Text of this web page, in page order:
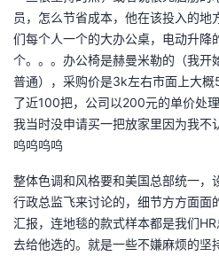
员，怎么节省成本，他在该投入的地
们每个人一个的大办公桌，电动升降
个。。。办公椅是赫曼米勒的（我开
普通），采购价是3k左右市面上大
了近100把，公司以200元的单价处
我当时没申请买一把放家里因为我不
呜呜呜呜
整体色调和风格要和美国总部统一，
行政总监飞来讨论的，细节方方面面
汇报，连地毯的款式样本都是我们
去给他选的。就是一些不嫌麻烦的坚